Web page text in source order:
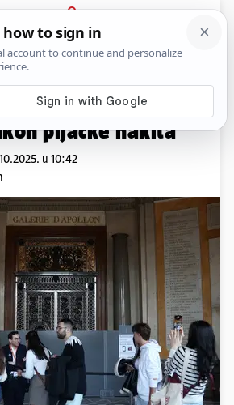
PRIJAVA
News Komentari
Louvre ponovno
pljačke nakita
u 10:42